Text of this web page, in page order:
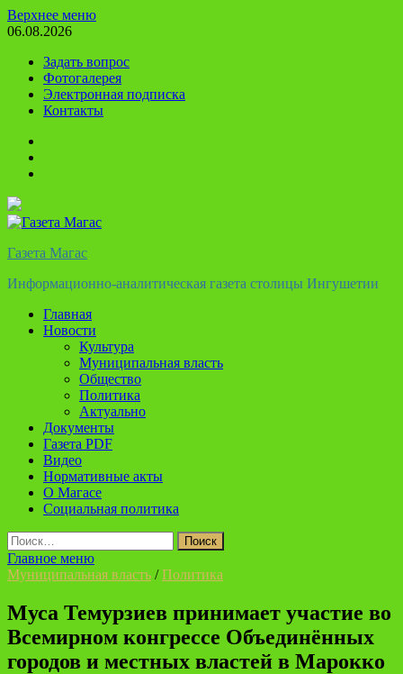
Перейти
к
Верхнее меню
06.08.2026
Задать вопрос
Фотогалерея
Электронная подписка
Контакты
Газета Магас
Информационно-аналитическая газета столицы Ингушетии
Главная
Новости
Культура
Муниципальная власть
Общество
Политика
Актуально
Документы
Газета PDF
Видео
Нормативные акты
О Магасе
Социальная политика
Найти:
Главное меню
Муниципальная власть /Политика
Муса Темурзиев принимает участие во
Всемирном конгрессе Объединённых
городов и местных властей в Марокко